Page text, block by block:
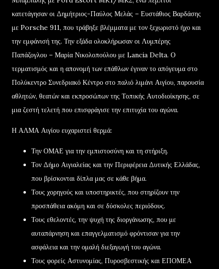
κατετάγησαν οι Δημήτριος-Παύλος Μελάς – Ευστάθιος Βαρδάσης
με Porsche 911, που τράβηξε βλέμματα με τον ξεχωριστό ήχο και
την εμφάνισή της. Την εξάδα ολοκλήρωσαν οι Λυμπέρης
Παπάζογλου – Μαρία Νικολοπούλου με Lancia Delta. Ο
τερματισμός και η απονομή των επάθλων έγιναν το απόγευμα στο
Πολύκεντρο Συνεδριακό Κέντρο στο παλιό λιμάνι Αιγίου, παρουσία
αθλητών, θεατών και εκπροσώπων της Τοπικής Αυτοδιοίκησης, σε
μια ζεστή τελετή που επισφράγισε την επιτυχία του αγώνα.
Η ΑΛΜΑ Αιγίου ευχαριστεί θερμά:
Την ΟΜΑΕ για την εμπιστοσύνη και τη στήριξη.
Τον Δήμο Αιγιαλείας και την Περιφέρεια Δυτικής Ελλάδας,
που βρίσκονται δίπλα μας σε κάθε βήμα.
Τους χορηγούς και υποστηρικτές, που στηρίζουν την
προσπάθεια ακόμη και σε δύσκολες περιόδους.
Τους εθελοντές, την ψυχή της διοργάνωσης, που με
αυταπάρνηση και επαγγελματισμό φρόντισαν για την
ασφάλεια και την ομαλή διεξαγωγή του αγώνα.
Τους φορείς Αστυνομίας, Πυροσβεστικής και ΕΠΟΜΕΑ